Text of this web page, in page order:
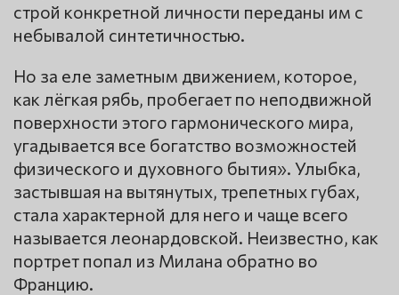
строй конкретной личности переданы им с
небывалой синтетичностью.
Но за еле заметным движением, которое,
как лёгкая рябь, пробегает по неподвижной
поверхности этого гармонического мира,
угадывается все богатство возможностей
физического и духовного бытия». Улыбка,
застывшая на вытянутых, трепетных губах,
стала характерной для него и чаще всего
называется леонардовской. Неизвестно, как
портрет попал из Милана обратно во
Францию.